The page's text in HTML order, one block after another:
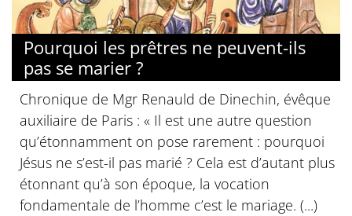
Pourquoi les prêtres ne peuvent-ils
pas se marier ?
Chronique de Mgr Renauld de Dinechin, évêque
auxiliaire de Paris : « Il est une autre question
qu’étonnamment on pose rarement : pourquoi
Jésus ne s’est-il pas marié ? Cela est d’autant plus
étonnant qu’à son époque, la vocation
fondamentale de l’homme c’est le mariage. (...)